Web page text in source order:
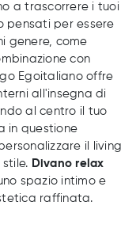
a trascorrere i tuoi
pensati per essere
genere, come
con
Egoitaliano offre
all'insegna di
al centro il tuo
in questione
il living
Divano relax
spazio intimo e
raffinata.